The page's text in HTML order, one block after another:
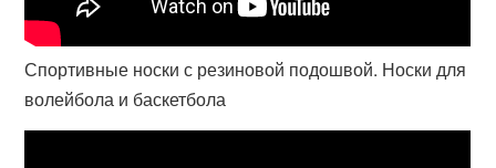
Спортивные носки с резиновой подошвой. Носки для
волейбола и баскетбола